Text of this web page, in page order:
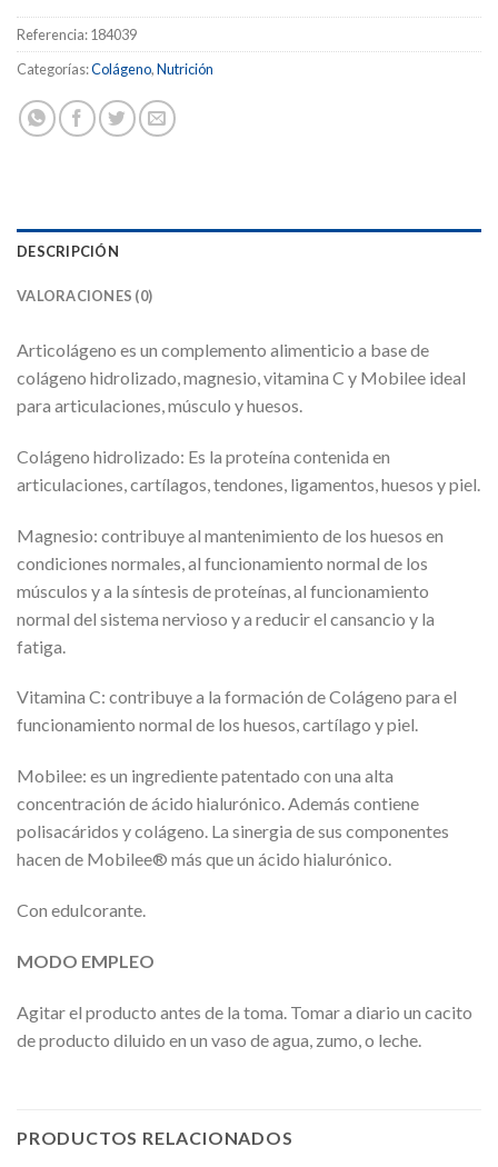
Referencia:184039
Categorías:Colágeno,Nutrición
DESCRIPCIÓN
VALORACIONES (0)
Articolágeno es un complemento alimenticio a base de
colágeno hidrolizado, magnesio, vitamina C y Mobilee ideal
para articulaciones, músculo y huesos.
Colágeno hidrolizado: Es la proteína contenida en
articulaciones, cartílagos, tendones, ligamentos, huesos y piel.
Magnesio: contribuye al mantenimiento de los huesos en
condiciones normales, al funcionamiento normal de los
músculos y a la síntesis de proteínas, al funcionamiento
normal del sistema nervioso y a reducir el cansancio y la
fatiga.
Vitamina C: contribuye a la formación de Colágeno para el
funcionamiento normal de los huesos, cartílago y piel.
Mobilee: es un ingrediente patentado con una alta
concentración de ácido hialurónico. Además contiene
polisacáridos y colágeno. La sinergia de sus componentes
hacen de Mobilee® más que un ácido hialurónico.
Con edulcorante.
MODO EMPLEO
Agitar el producto antes de la toma. Tomar a diario un cacito
de producto diluido en un vaso de agua, zumo, o leche.
PRODUCTOS RELACIONADOS